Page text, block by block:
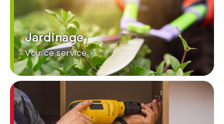
Jardinage
Voir ce service >